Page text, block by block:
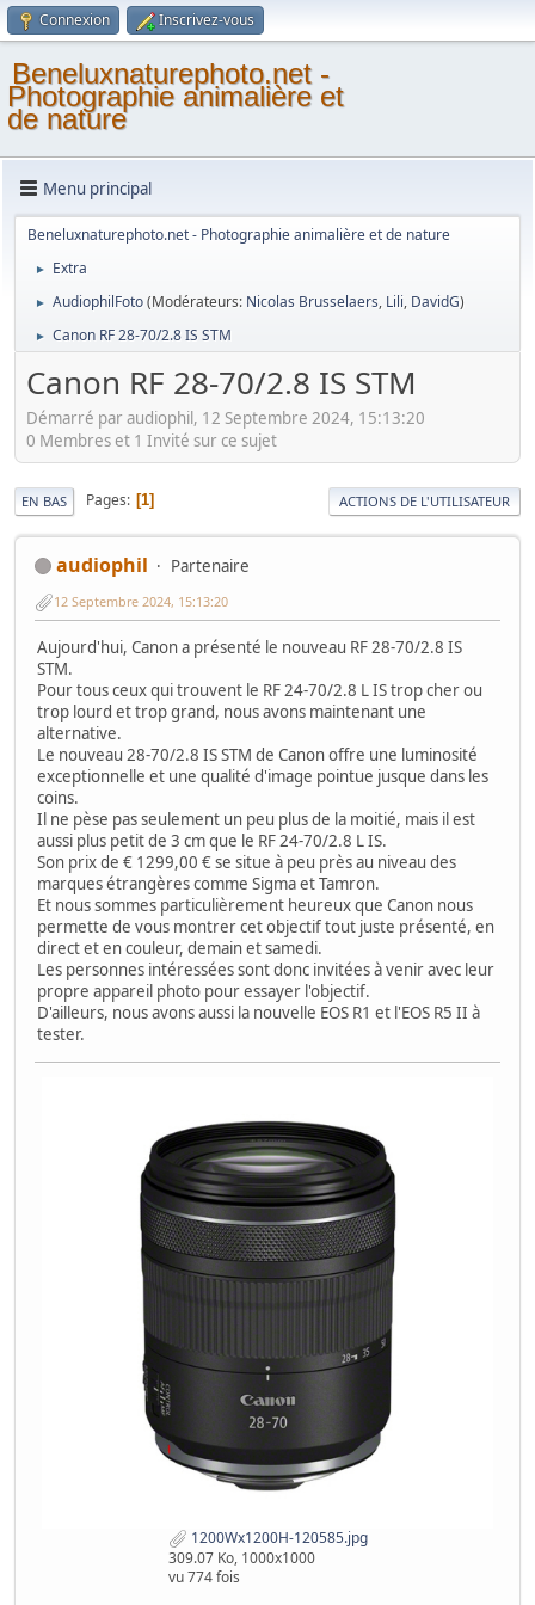
Connexion Inscrivez-vous
Beneluxnaturephoto.net -
Photographie animalière et
de nature
Menu principal
Beneluxnaturephoto.net - Photographie animalière et de nature
► Extra
► AudiophilFoto(Modérateurs: Nicolas Brusselaers, Lili, DavidG)
► Canon RF 28-70/2.8 IS STM
Canon RF 28-70/2.8 IS STM
Démarré par audiophil, 12 Septembre 2024, 15:13:20
0 Membres et 1 Invité sur ce sujet
EN BAS Pages 1 ACTIONS DE L'UTILISATEUR
audiophil Partenaire
12 Septembre 2024, 15:13:20
Aujourd'hui, Canon a présenté le nouveau RF 28-70/2.8 IS
STM.
Pour tous ceux qui trouvent le RF 24-70/2.8 L IS trop cher ou
trop lourd et trop grand, nous avons maintenant une
alternative.
Le nouveau 28-70/2.8 IS STM de Canon offre une luminosité
exceptionnelle et une qualité d'image pointue jusque dans les
coins.
Il ne pèse pas seulement un peu plus de la moitié, mais il est
aussi plus petit de 3 cm que le RF 24-70/2.8 L IS.
Son prix de € 1299,00 € se situe à peu près au niveau des
marques étrangères comme Sigma et Tamron.
Et nous sommes particulièrement heureux que Canon nous
permette de vous montrer cet objectif tout juste présenté, en
direct et en couleur, demain et samedi.
Les personnes intéressées sont donc invitées à venir avec leur
propre appareil photo pour essayer l'objectif.
D'ailleurs, nous avons aussi la nouvelle EOS R1 et l'EOS R5 II à
tester.
1200Wx1200H-120585.jpg
309.07 Ko, 1000x1000
vu 774 fois